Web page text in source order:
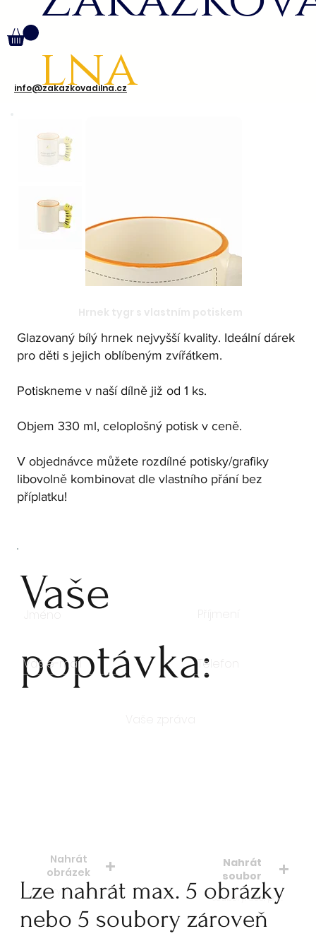
info@zakazkovadilna.cz
lna
Glazovaný bílý hrnek nejvyšší kvality. Ideální dárek
pro děti s jejich oblíbeným zvířátkem.
Potiskneme v naší dílně již od 1 ks.
Objem 330 ml, celoplošný potisk v ceně.
V objednávce můžete rozdílné potisky/grafiky
libovolně kombinovat dle vlastního přání bez
příplatku!
Vaše
poptávka:
Nahrát
obrázek
soubory: jpeg, jpg, png
Nahrát
soubor
soubory: doc. pdf.
Lze nahrát max. 5 obrázky
nebo 5 soubory zároveň